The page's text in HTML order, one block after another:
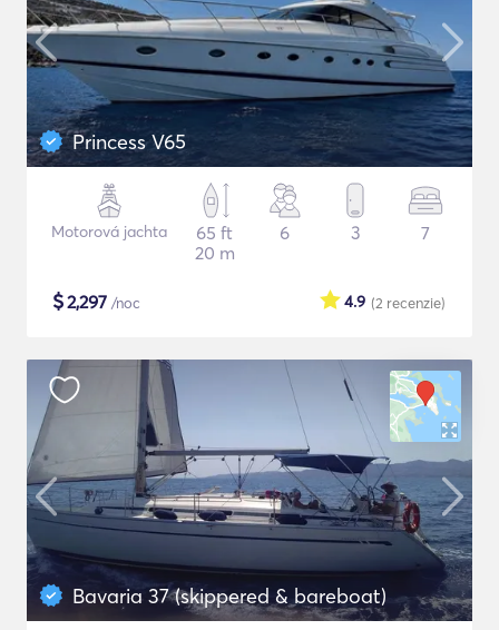
Princess V65
Motorová jachta
65 ft
20 m
6 3 7
$2,297 /noc (2 recenzie)
4.9
Bavaria 37 (skippered & bareboat)